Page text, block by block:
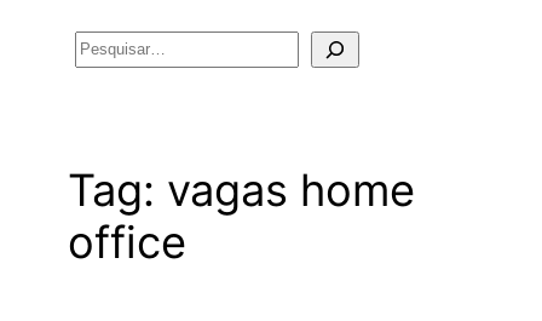
Pesquisar
Tag: vagas home
office